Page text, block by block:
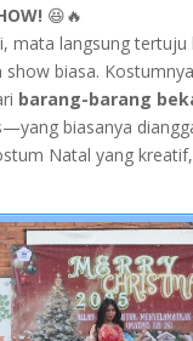
😆🔥
mata langsung tertuju
show biasa.
barang-barang
biasanya
Natal yang